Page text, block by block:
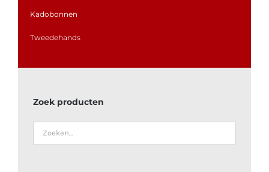
Kadobonnen
Tweedehands
Zoek producten